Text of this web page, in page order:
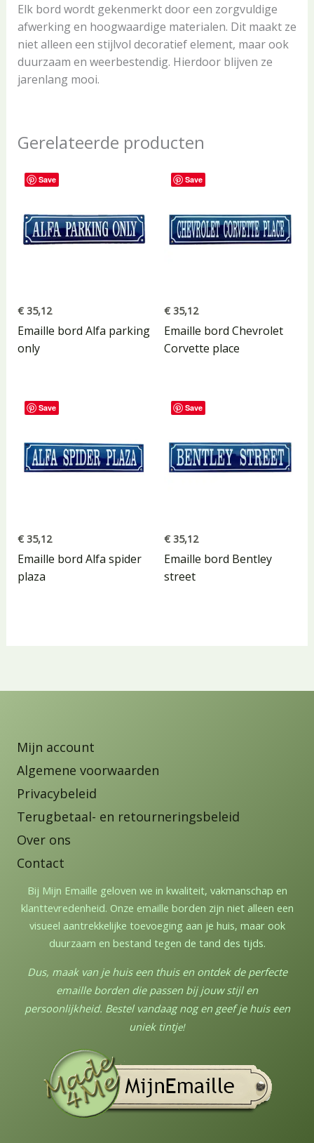
Elk bord wordt gekenmerkt door een zorgvuldige
afwerking en hoogwaardige materialen. Dit maakt ze
niet alleen een stijlvol decoratief element, maar ook
duurzaam en weerbestendig. Hierdoor blijven ze
jarenlang mooi.
Gerelateerde producten
Save
€35,12
Emaille bord Alfa parking
only
Save
€ 35,12
Emaille bord Chevrolet
Corvette place
Save
€35,12
Emaille bord Alfa spider
plaza
Save
€ 35,12
Emaille bord Bentley
street
Mijn account
Algemene voorwaarden
Privacybeleid
Terugbetaal- en retourneringsbeleid
Over ons
Contact
Bij Mijn Emaille geloven we in kwaliteit, vakmanschap en
klanttevredenheid. Onze emaille borden zijn niet alleen een
visueel aantrekkelijke toevoeging aan je huis, maar ook
duurzaam en bestand tegen de tand des tijds.
Dus, maak van je huis een thuis en ontdek de perfecte
emaille borden die passen bij jouw stijl en
persoonlijkheid. Bestel vandaag nog en geef je huis een
uniek tintje!